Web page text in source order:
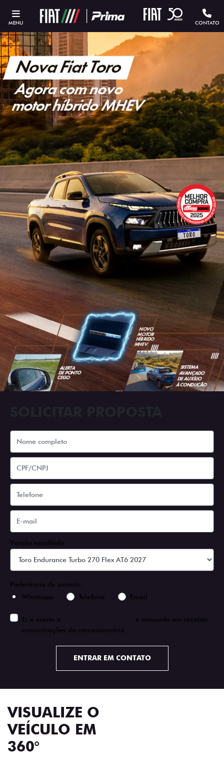
MENU CONTATO
Versão escolhida
Preferência de contato:
Whatsapp
Telefone Email
Li e aceito a
e concordo em receber
comunicações da concessionária.
ENTRAR EM CONTATO
VISUALIZE O
VEÍCULO EM
360°